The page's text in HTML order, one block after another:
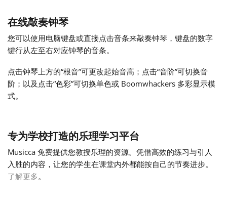
Polski
在线敲奏钟琴
您可以使用电脑键盘或直接点击音条来敲奏钟琴，键盘的数字
键行从左至右对应钟琴的音条。
点击钟琴上方的“根音”可更改起始音高；点击“音阶”可切换音
阶；以及点击“色彩”可切换单色或 Boomwhackers 多彩显示模
式。
专为学校打造的乐理学习平台
Musicca 免费提供您教授乐理的资源。凭借高效的练习与引人
入胜的内容，让您的学生在课堂内外都能按自己的节奏进步。
了解更多。